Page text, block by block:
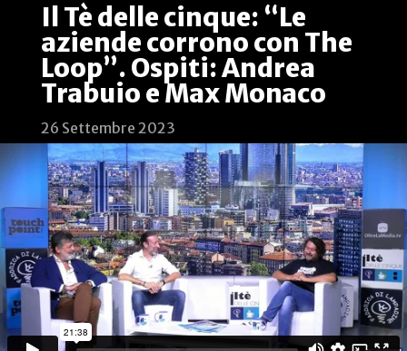
Il Tè delle cinque: “Le
aziende corrono con The
Loop”. Ospiti: Andrea
Trabuio e Max Monaco
26 Settembre 2023